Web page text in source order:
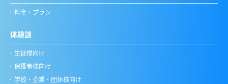
料金・プラン
体験談
生徒様向け
保護者様向け
学校・企業・団体様向け